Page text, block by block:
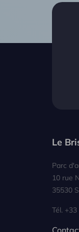
Le
Parc
10 rue
35530
Tél.